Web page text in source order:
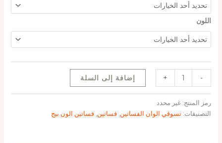
اللون
-
+ إضافة إلى السلة
رمز المنتج: غير محدد
التصنيفات: تسوقي الوان الفساتين فساتين فساتين الون بيج